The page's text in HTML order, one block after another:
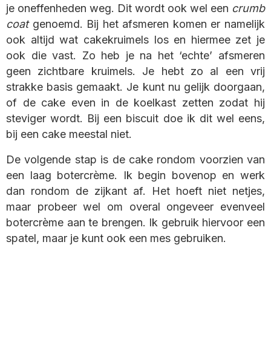
je oneffenheden weg. Dit wordt ook wel een crumb
coatgenoemd. Bij het afsmeren komen er namelijk
ook altijd wat cakekruimels los en hiermee zet je
ook die vast. Zo heb je na het ‘echte’ afsmeren
geen zichtbare kruimels. Je hebt zo al een vrij
strakke basis gemaakt. Je kunt nu gelijk doorgaan,
of de cake even in de koelkast zetten zodat hij
steviger wordt. Bij een biscuit doe ik dit wel eens,
bij een cake meestal niet.
De volgende stap is de cake rondom voorzien van
een laag botercrème. Ik begin bovenop en werk
dan rondom de zijkant af. Het hoeft niet netjes,
maar probeer wel om overal ongeveer evenveel
botercrème aan te brengen. Ik gebruik hiervoor een
spatel, maar je kunt ook een mes gebruiken.